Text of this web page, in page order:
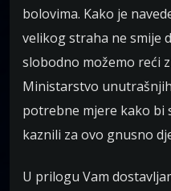
bolovima. Kako je
velikog straha ne smije
slobodno možemo reći
Ministarstvo
potrebne mjere kako bi
kaznili za ovo gnusno
U prilogu Vam